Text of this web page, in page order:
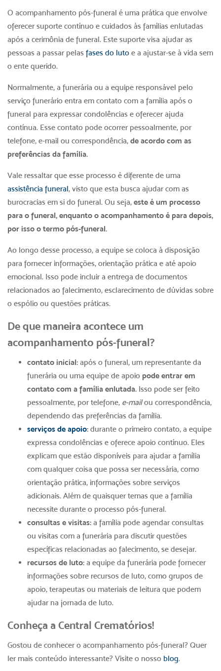
O acompanhamento pós-funeral é uma prática que envolve
oferecer suporte contínuo e cuidados às famílias enlutadas
após a cerimônia de funeral. Este suporte visa ajudar as
pessoas a passar pelas fases do luto e a ajustar-se à vida sem
o ente querido.
Normalmente, a funerária ou a equipe responsável pelo
serviço funerário entra em contato com a família após o
funeral para expressar condolências e oferecer ajuda
contínua. Esse contato pode ocorrer pessoalmente, por
telefone, e-mail ou correspondência, de acordo com as
preferências da família.
Vale ressaltar que esse processo é diferente de uma
assistência funeral, visto que esta busca ajudar com as
burocracias em si do funeral. Ou seja, este é um processo
para o funeral, enquanto o acompanhamento é para depois,
por isso o termo pós-funeral.
Ao longo desse processo, a equipe se coloca à disposição
para fornecer informações, orientação prática e até apoio
emocional. Isso pode incluir a entrega de documentos
relacionados ao falecimento, esclarecimento de dúvidas sobre
o espólio ou questões práticas.
De que maneira acontece um
acompanhamento pós-funeral?
contato inicial: após o funeral, um representante da
funerária ou uma equipe de apoio pode entrar em
contato com a família enlutada. Isso pode ser feito
pessoalmente, por telefone, e-mailou correspondência,
dependendo das preferências da família.
serviços de apoio: durante o primeiro contato, a equipe
expressa condolências e oferece apoio contínuo. Eles
explicam que estão disponíveis para ajudar a família
com qualquer coisa que possa ser necessária, como
orientação prática, informações sobre serviços
adicionais. Além de quaisquer temas que a família
necessite durante o processo pós-funeral.
consultas e visitas: a família pode agendar consultas
ou visitas com a funerária para discutir questões
específicas relacionadas ao falecimento, se desejar.
recursos de luto: a equipe da funerária pode fornecer
informações sobre recursos de luto, como grupos de
apoio, terapeutas ou materiais de leitura que podem
ajudar na jornada de luto.
Conheça a Central Crematórios!
Gostou de conhecer o acompanhamento pós-funeral? Quer
ler mais conteúdo interessante? Visite o nosso blog.